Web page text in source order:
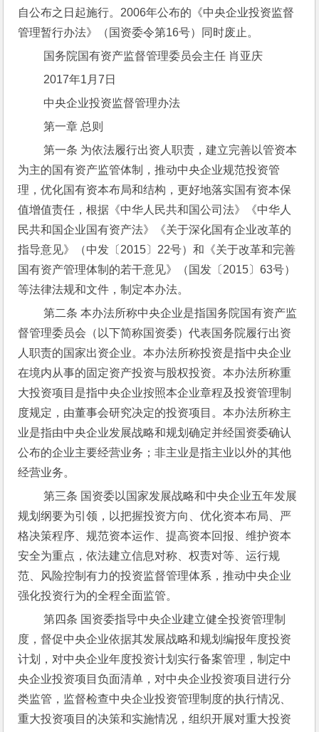
自公布之日起施行。2006年公布的《中央企业投资监督
管理暂行办法》（国资委令第16号）同时废止。
国务院国有资产监督管理委员会主任 肖亚庆
2017年1月7日
中央企业投资监督管理办法
第一章 总则
第一条 为依法履行出资人职责，建立完善以管资本
为主的国有资产监管体制，推动中央企业规范投资管
理，优化国有资本布局和结构，更好地落实国有资本保
值增值责任，根据《中华人民共和国公司法》《中华人
民共和国企业国有资产法》《关于深化国有企业改革的
指导意见》（中发〔2015〕22号）和《关于改革和完善
国有资产管理体制的若干意见》（国发〔2015〕63号）
等法律法规和文件，制定本办法。
第二条 本办法所称中央企业是指国务院国有资产监
督管理委员会（以下简称国资委）代表国务院履行出资
人职责的国家出资企业。本办法所称投资是指中央企业
在境内从事的固定资产投资与股权投资。本办法所称重
大投资项目是指中央企业按照本企业章程及投资管理制
度规定，由董事会研究决定的投资项目。本办法所称主
业是指由中央企业发展战略和规划确定并经国资委确认
公布的企业主要经营业务；非主业是指主业以外的其他
经营业务。
第三条 国资委以国家发展战略和中央企业五年发展
规划纲要为引领，以把握投资方向、优化资本布局、严
格决策程序、规范资本运作、提高资本回报、维护资本
安全为重点，依法建立信息对称、权责对等、运行规
范、风险控制有力的投资监督管理体系，推动中央企业
强化投资行为的全程全面监管。
第四条 国资委指导中央企业建立健全投资管理制
度，督促中央企业依据其发展战略和规划编报年度投资
计划，对中央企业年度投资计划实行备案管理，制定中
央企业投资项目负面清单，对中央企业投资项目进行分
类监管，监督检查中央企业投资管理制度的执行情况、
重大投资项目的决策和实施情况，组织开展对重大投资